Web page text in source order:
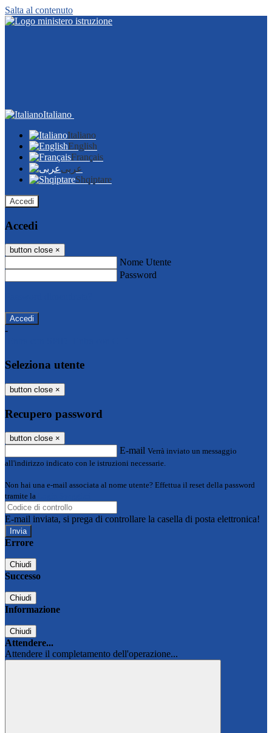
Salta al contenuto
Italiano
Italiano
English
Français
عربى
Shqiptare
Accedi
Accedi
button close ×
Nome Utente
Password
-
Seleziona utente
button close ×
Recupero password
button close ×
E-mail Verrà inviato un messaggio
all'indirizzo indicato con le istruzioni necessarie.
Non hai una e-mail associata al nome utente? Effettua il reset della password
tramite la
E-mail inviata, si prega di controllare la casella di posta elettronica!
Errore
Chiudi
Successo
Chiudi
Informazione
Chiudi
Attendere...
Attendere il completamento dell'operazione...